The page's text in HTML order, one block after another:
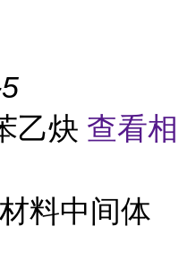
乙炔 查看相
料中间体